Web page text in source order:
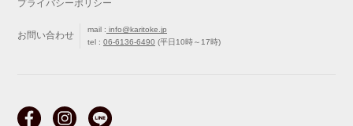
プライバシーポリシー
お問い合わせ
mail : info@karitoke.jp
tel :06-6136-6490 (平日10時～17時)
戻る 最初から